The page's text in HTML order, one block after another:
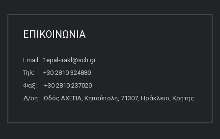
ΕΠΙΚΟΙΝΩΝΙΑ
Email: 1epal-irakl@sch.gr
Τηλ: +30 2810 324880
Φαξ: +30 2810 237020
Δ/ση: Οδός ΑΧΕΠΑ, Κηπούπολη, 71307, Ηράκλειο, Κρήτης